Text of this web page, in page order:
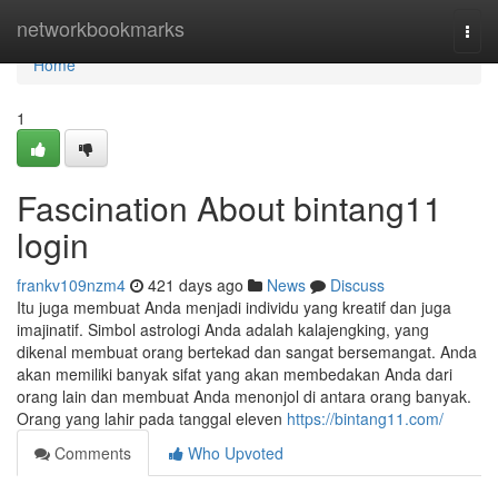
networkbookmarks
Home
Home
1
Fascination About bintang11
login
frankv109nzm4 421 days ago News
Discuss
Itu juga membuat Anda menjadi individu yang kreatif dan juga
imajinatif. Simbol astrologi Anda adalah kalajengking, yang
dikenal membuat orang bertekad dan sangat bersemangat. Anda
akan memiliki banyak sifat yang akan membedakan Anda dari
orang lain dan membuat Anda menonjol di antara orang banyak.
Orang yang lahir pada tanggal eleven https://bintang11.com/
Comments
Who Upvoted